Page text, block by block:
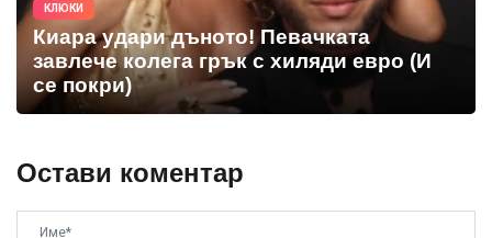
КЛЮКИ
Киара удари дъното! Певачката
завлече колега грък с хиляди евро (И
се покри)
Остави коментар